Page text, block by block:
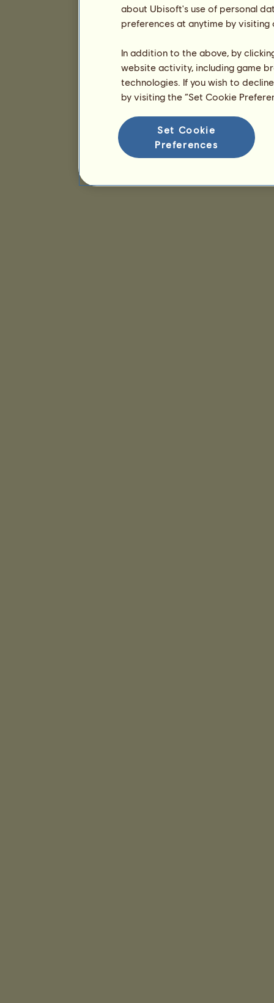
about Ubisoft's use of personal
preferences at anytime by
In addition to the above, by
website activity, including game
technologies. If you wish to
by visiting the “Set Cookie
Set Cookie
Preferences